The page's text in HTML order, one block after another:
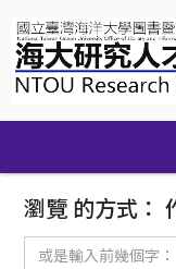
navigation
瀏覽 的方式：